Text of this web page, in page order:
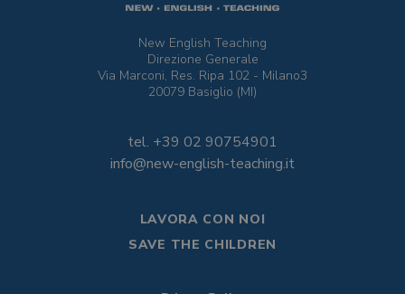
New English Teaching
Direzione Generale
Via Marconi, Res. Ripa 102 - Milano3
20079 Basiglio (MI)
tel. +39 02 90754901
info@new-english-teaching.it
LAVORA CON NOI
SAVE THE CHILDREN